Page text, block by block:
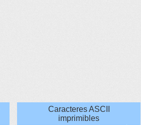
Caracteres ASCII
imprimibles